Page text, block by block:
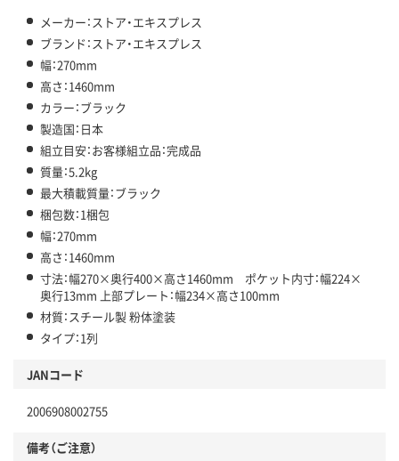
メーカー：ストア・エキスプレス
ブランド：ストア・エキスプレス
幅：270mm
高さ：1460mm
カラー：ブラック
製造国：日本
組立目安：お客様組立品：完成品
質量：5.2kg
最大積載質量：ブラック
梱包数：1梱包
幅：270mm
高さ：1460mm
寸法：幅270×奥行400×高さ1460mm ポケット内寸：幅224×
奥行13mm 上部プレート：幅234×高さ100mm
材質：スチール製 粉体塗装
タイプ：1列
JANコード
2006908002755
備考（ご注意）